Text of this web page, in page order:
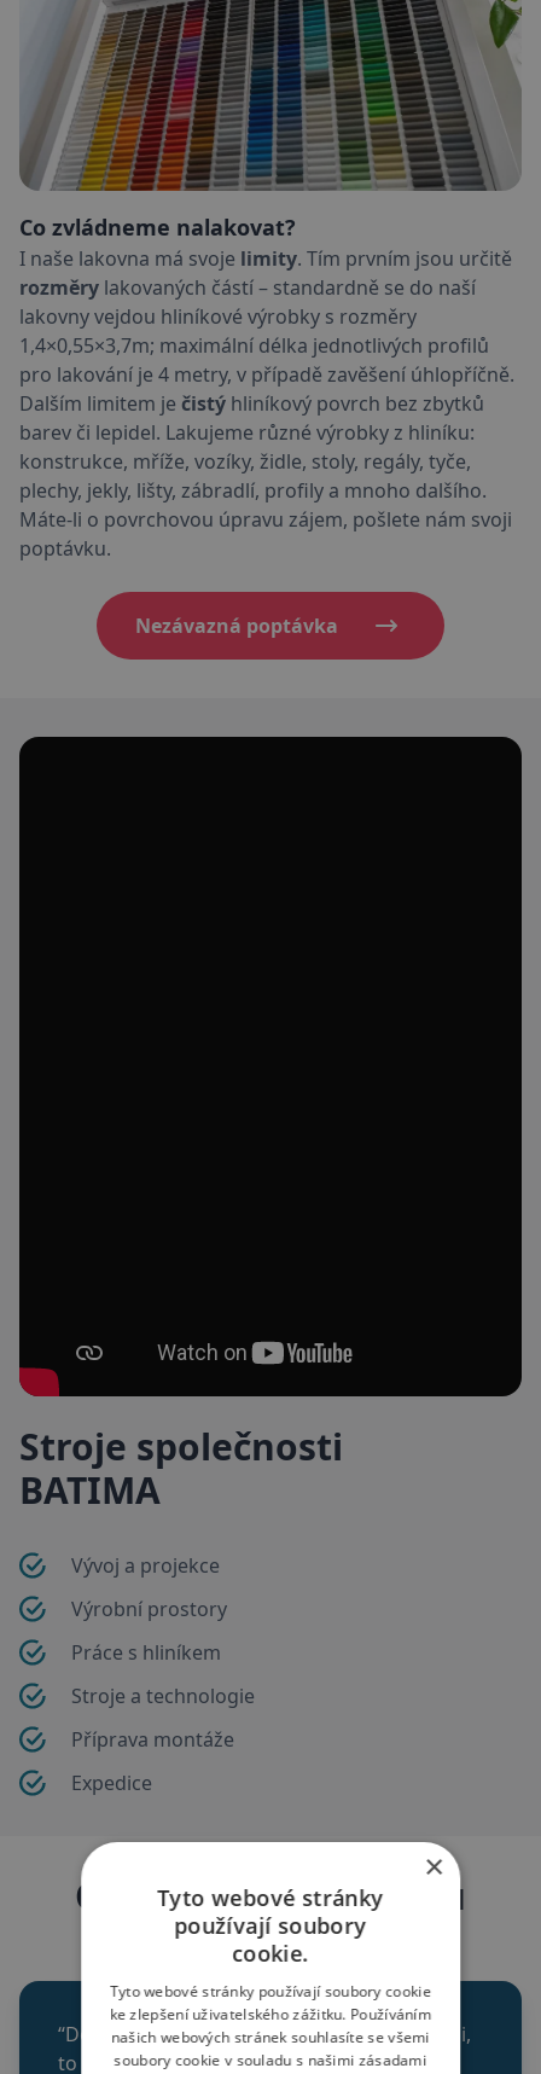
Co zvládneme nalakovat?
I naše lakovna má svoje limity. Tím prvním jsou určitě
rozměry lakovaných částí – standardně se do naší
lakovny vejdou hliníkové výrobky s rozměry
1,4×0,55×3,7m; maximální délka jednotlivých profilů
pro lakování je 4 metry, v případě zavěšení úhlopříčně.
Dalším limitem je čistý hliníkový povrch bez zbytků
barev či lepidel. Lakujeme různé výrobky z hliníku:
konstrukce, mříže, vozíky, židle, stoly, regály, tyče,
plechy, jekly, lišty, zábradlí, profily a mnoho dalšího.
Máte-li o povrchovou úpravu zájem, pošlete nám svoji
poptávku.
Nezávazná poptávka
Stroje společnosti
BATIMA
Vývoj a projekce
Výrobní prostory
Práce s hliníkem
Stroje a technologie
Příprava montáže
Expedice
Ohlasy našich klientů
Kteří naše služby skutečně využili
“Děkujeme za profesionální přístup. Co slíbili,
to do puntíku splnili. Přístup zaměstnanců
×
Tyto webové stránky
používají soubory
cookie.
Tyto webové stránky používají soubory cookie
ke zlepšení uživatelského zážitku. Používáním
našich webových stránek souhlasíte se všemi
soubory cookie v souladu s našimi zásadami